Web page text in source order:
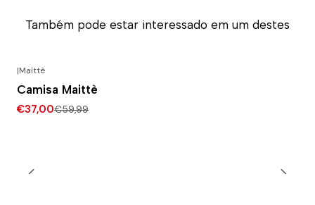
Também pode estar interessado em um destes
|Maïttè
Camisa Maittè
€37,00€59,99